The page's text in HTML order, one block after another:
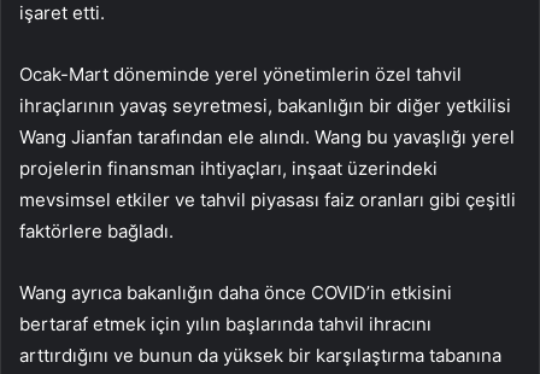
işaret etti.
Ocak-Mart döneminde yerel yönetimlerin özel tahvil
ihraçlarının yavaş seyretmesi, bakanlığın bir diğer yetkilisi
Wang Jianfan tarafından ele alındı. Wang bu yavaşlığı yerel
projelerin finansman ihtiyaçları, inşaat üzerindeki
mevsimsel etkiler ve tahvil piyasası faiz oranları gibi çeşitli
faktörlere bağladı.
Wang ayrıca bakanlığın daha önce COVID’in etkisini
bertaraf etmek için yılın başlarında tahvil ihracını
arttırdığını ve bunun da yüksek bir karşılaştırma tabanına